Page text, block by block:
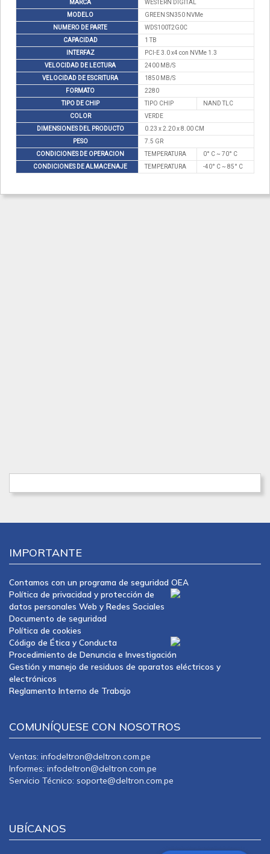
MARCA
WESTERN DIGITAL
MODELO
GREEN SN350 NVMe
NUMERO DE PARTE
WDS100T2G0C
CAPACIDAD
1 TB
INTERFAZ
PCI-E 3.0 x4 con NVMe 1.3
VELOCIDAD DE LECTURA
2400 MB/S
VELOCIDAD DE ESCRITURA
1850 MB/S
FORMATO
2280
TIPO DE CHIP
TIPO CHIP
NAND TLC
COLOR
VERDE
DIMENSIONES DEL PRODUCTO
0.23 x 2.20 x 8.00 CM
PESO
7.5 GR
CONDICIONES DE OPERACION
TEMPERATURA
0° C ~ 70° C
CONDICIONES DE ALMACENAJE
TEMPERATURA -40° C ~ 85° C
IMPORTANTE
Contamos con un programa de seguridad OEA
Política de privacidad y protección de
datos personales Web y Redes Sociales
Documento de seguridad
Política de cookies
Código de Ética y Conducta
Procedimiento de Denuncia e Investigación
Gestión y manejo de residuos de aparatos eléctricos y
electrónicos
Reglamento Interno de Trabajo
COMUNÍQUESE CON NOSOTROS
Ventas: infodeltron@deltron.com.pe
Informes: infodeltron@deltron.com.pe
Servicio Técnico: soporte@deltron.com.pe
UBÍCANOS